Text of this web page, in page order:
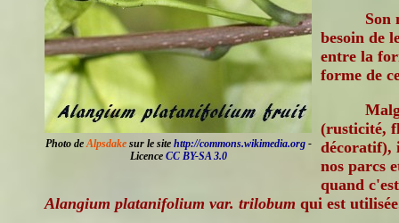
Photo deAlpsdakesur le site http://commons.wikimedia.org-
Licence CC BY-SA 3.0
Son
besoin de
entre la
forme de
(rusticité,
décoratif),
nos parcs
quand
Alangium platanifolium var. trilobum qui est